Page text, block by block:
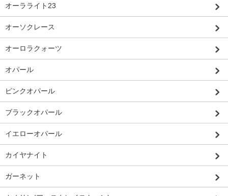
オーラライト23
オーソクレース
オーロラクォーツ
オパール
ピンクオパール
ブラックオパール
イエローオパール
カイヤナイト
ガーネット